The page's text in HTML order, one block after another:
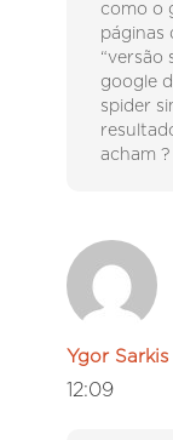
como o
páginas
“versão
google
spider
acham ?
Ygor Sarkis
12:09